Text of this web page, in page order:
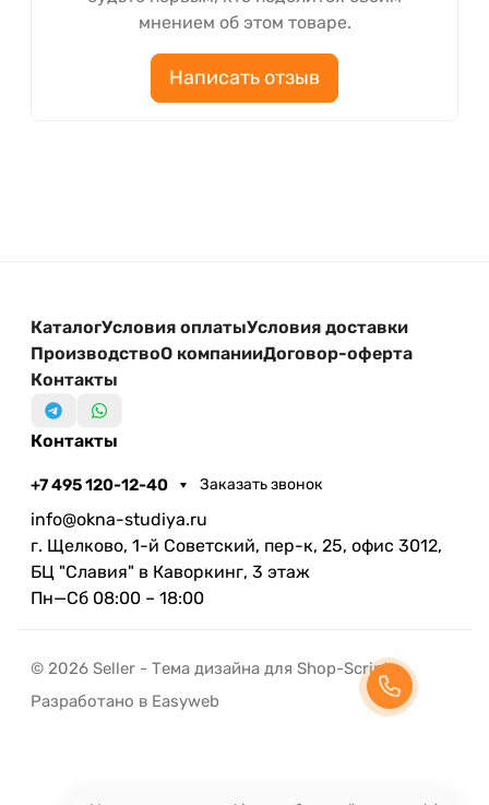
мнением об этом товаре.
Написать отзыв
КаталогУсловия оплатыУсловия доставки
ПроизводствоО компанииДоговор-оферта
Контакты
Контакты
+7 495 120-12-40 Заказать звонок
info@okna-studiya.ru
г. Щелково, 1-й Советский, пер-к, 25, офис 3012,
БЦ "Славия" в Каворкинг, 3 этаж
Пн—Сб 08:00 – 18:00
© 2026 Seller - Тема дизайна для Shop-Script
Разработано в Easyweb